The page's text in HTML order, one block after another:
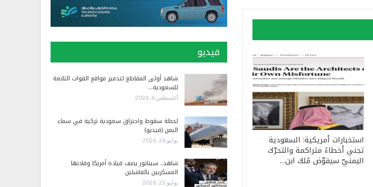
استخبارات أمريكية: السعودية
تجني أخطاءً متراكمة والتحرّك
اليمنيّ سيقوّض مُلك ابن…
فيديو
شاهد أولى المقاطع لتدمير مواقع القوات التابعة
للسعودية…
أغسطس 6, 2026
لحظة سقوط واحتراق سعودية تركية في سماء
اليمن (فيديو)
يوليو 26, 2026
شاهد.. سيناتور يصف قيادة أمريكا وقادتها
العسكريين بالفاشلين
يوليو 22, 2026